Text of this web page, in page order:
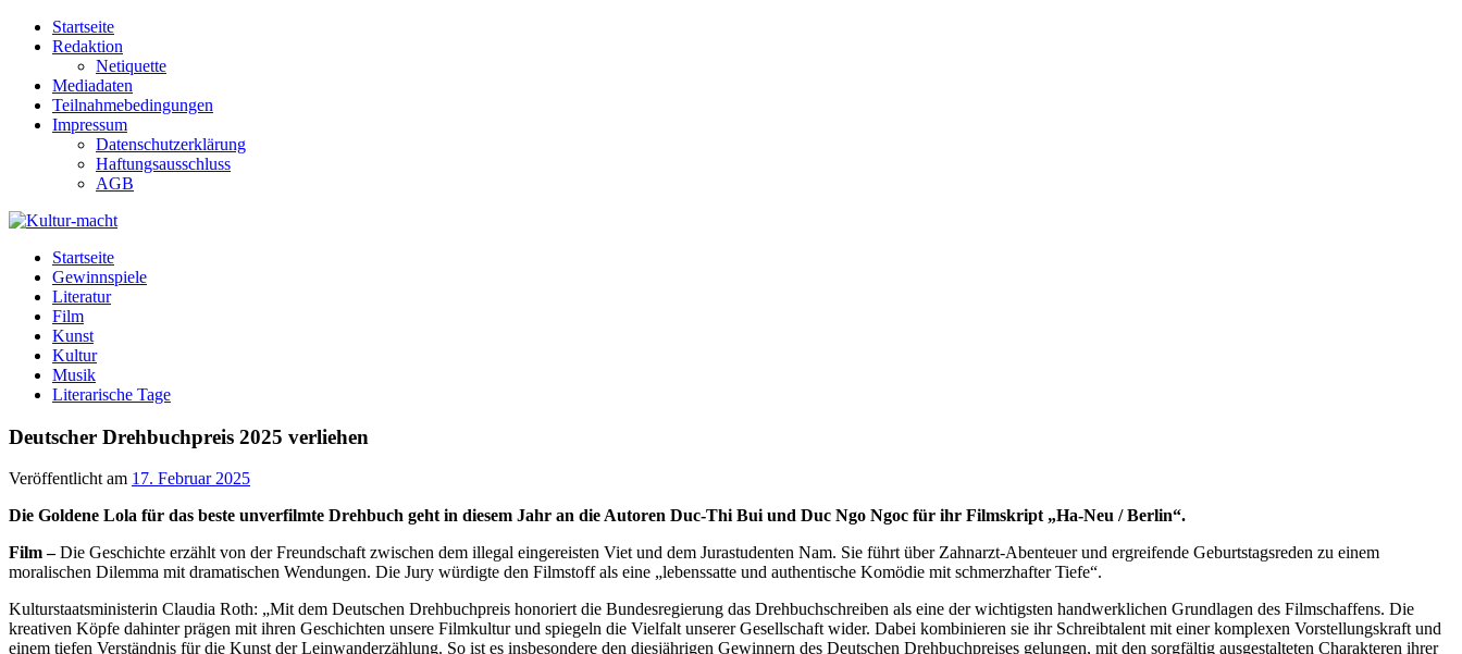
Zum
Inhalt
Startseite
Redaktion
Netiquette
Mediadaten
Teilnahmebedingungen
Impressum
Datenschutzerklärung
Haftungsausschluss
AGB
Kultur-macht
Magazin für Kunst, Literatur, Kultur, Film & Musik
Startseite
Gewinnspiele
Literatur
Film
Kunst
Kultur
Musik
Literarische Tage
Deutscher Drehbuchpreis 2025 verliehen
Veröffentlicht am 17. Februar 2025
Die Goldene Lola für das beste unverfilmte Drehbuch geht in diesem Jahr an die Autoren Duc-Thi Bui und Duc Ngo Ngoc für ihr Filmskript „Ha-Neu / Berlin“.
Film –Die Geschichte erzählt von der Freundschaft zwischen dem illegal eingereisten Viet und dem Jurastudenten Nam. Sie führt über Zahnarzt-Abenteuer und ergreifende Geburtstagsreden zu einem
moralischen Dilemma mit dramatischen Wendungen. Die Jury würdigte den Filmstoff als eine „lebenssatte und authentische Komödie mit schmerzhafter Tiefe“.
Kulturstaatsministerin Claudia Roth: „Mit dem Deutschen Drehbuchpreis honoriert die Bundesregierung das Drehbuchschreiben als eine der wichtigsten handwerklichen Grundlagen des Filmschaffens. Die
kreativen Köpfe dahinter prägen mit ihren Geschichten unsere Filmkultur und spiegeln die Vielfalt unserer Gesellschaft wider. Dabei kombinieren sie ihr Schreibtalent mit einer komplexen Vorstellungskraft und
einem tiefen Verständnis für die Kunst der Leinwanderzählung. So ist es insbesondere den diesjährigen Gewinnern des Deutschen Drehbuchpreises gelungen, mit den sorgfältig ausgestalteten Charakteren ihrer